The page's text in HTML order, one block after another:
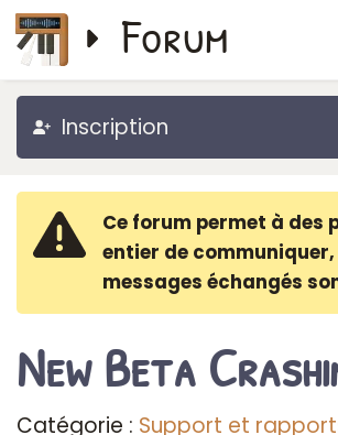
Forum
Inscription
Ce forum permet à des
entier de
messages échangés
New Beta
Catégorie : Support et